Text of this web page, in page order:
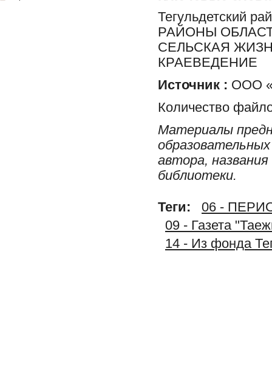
Тегульдетский
РАЙОНЫ
СЕЛЬСКАЯ
КРАЕВЕДЕНИЕ
Источник : ООО
Количество
Материалы
автора,
библиотеки.
Теги:
06 -
09 - Газета
14 - Из фонда